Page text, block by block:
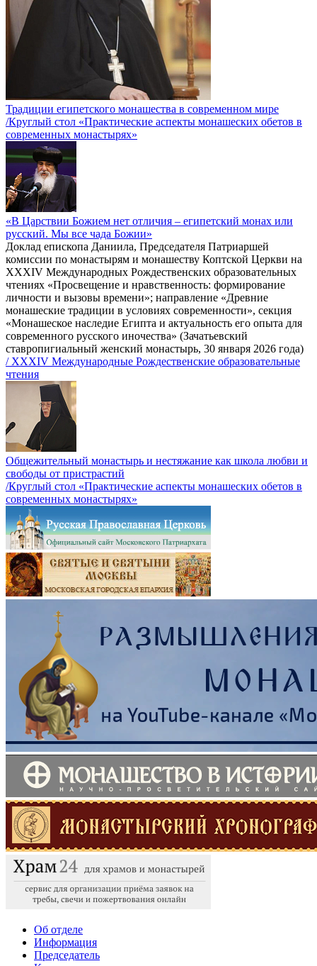
Традиции египетского монашества в современном мире
/Круглый стол «Практические аспекты монашеских обетов в
современных монастырях»
«В Царствии Божием нет отличия – египетский монах или
русский. Мы все чада Божии»
Доклад епископа Даниила, Председателя Патриаршей
комиссии по монастырям и монашеству Коптской Церкви на
XXXIV Международных Рождественских образовательных
чтениях «Просвещение и нравственность: формирование
личности и вызовы времени»; направление «Древние
монашеские традиции в условиях современности», секция
«Монашеское наследие Египта и актуальность его опыта для
современного русского иночества» (Зачатьевский
ставропигиальный женский монастырь, 30 января 2026 года)
/ XXXIV Международные Рождественские образовательные
чтения
Общежительный монастырь и нестяжание как школа любви и
свободы от пристрастий
/Круглый стол «Практические аспекты монашеских обетов в
современных монастырях»
Об отделе
Информация
Председатель